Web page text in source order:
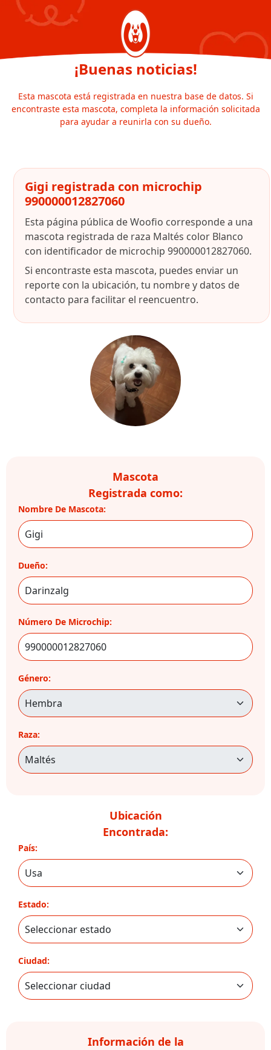
¡Buenas noticias!
Esta mascota está registrada en nuestra base de datos. Si
encontraste esta mascota, completa la información solicitada
para ayudar a reunirla con su dueño.
Gigi registrada con microchip
990000012827060
Esta página pública de Woofio corresponde a una
mascota registrada de raza Maltés color Blanco
con identificador de microchip 990000012827060.
Si encontraste esta mascota, puedes enviar un
reporte con la ubicación, tu nombre y datos de
contacto para facilitar el reencuentro.
Mascota
Registrada como:
Nombre De Mascota:
Dueño:
Número De Microchip:
Género:
Raza:
Ubicación
Encontrada:
País:
Estado:
Ciudad:
Información de la